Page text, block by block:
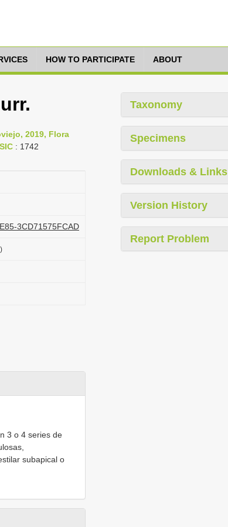
HOW TO PARTICIPATE ABOUT
2019, Flora
: 1742
3CD71575FCAD
3 o 4 series de
subapical o
Taxonomy
Specimens
Downloads & Links
Version History
Report Problem